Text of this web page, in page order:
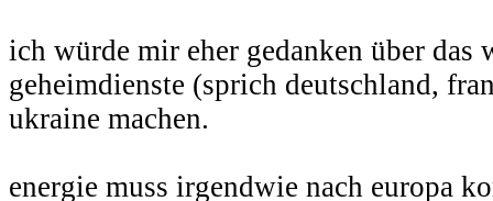
ich würde mir eher gedanken über das
geheimdienste (sprich deutschland,
ukraine machen.
energie muss irgendwie nach europa